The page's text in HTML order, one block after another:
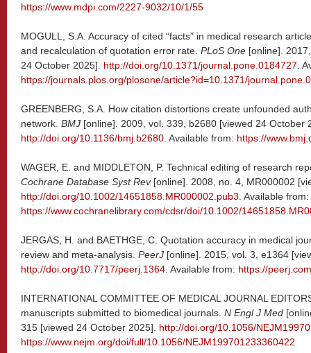
https://www.mdpi.com/2227-9032/10/1/55
MOGULL, S.A. Accuracy of cited “facts” in medical research
and recalculation of quotation error rate. PLoS One [online].
24 October 2025]. http://doi.org/10.1371/journal.pone.0184727 .
https://journals.plos.org/plosone/article?id=10.1371/
GREENBERG, S.A. How citation distortions create unfounded
network. BMJ [online]. 2009, vol. 339, b2680 [viewed 24 October
http://doi.org/10.1136/bmj.b2680 . Available from: https://
WAGER, E. and MIDDLETON, P. Technical editing of research
Cochrane Database Syst Rev[online]. 2008, no. 4, MR000002
http://doi.org/10.1002/14651858.MR000002.pub3 . Available from:
https://www.cochranelibrary.com/cdsr/doi/10.1002/
JERGAS, H. and BAETHGE, C. Quotation accuracy in medical
review and meta-analysis. PeerJ [online]. 2015, vol. 3, e1364
http://doi.org/10.7717/peerj.1364 . Available from: https://
INTERNATIONAL COMMITTEE OF MEDICAL JOURNAL
manuscripts submitted to biomedical journals. N Engl J Med
315 [viewed 24 October 2025]. http://doi.org/10.1056/
https://www.nejm.org/doi/full/10.1056/NEJM199701233360422